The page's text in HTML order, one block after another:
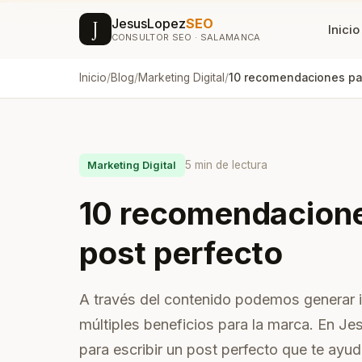
J JesusLopezSEO
CONSULTOR SEO · SALAMANCA Inicio
SEO & VISIBILIDAD
Google
Aparece en ChatGPT,
Agencia SEM · Google
Ads
Campañas que convierten
desde 100€/mes
y
Inicio/Blog/Marketing Digital /
Marketing Digital 5 min de lectura
10
post perfecto
A través del contenido podemos generar
múltiples beneficios para la marca. En
para escribir un post perfecto que te